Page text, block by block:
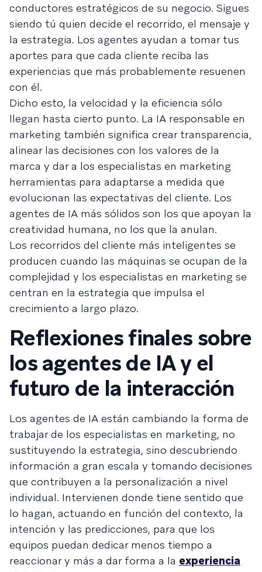
conductores estratégicos de su negocio. Sigues
siendo tú quien decide el recorrido, el mensaje y
la estrategia. Los agentes ayudan a tomar tus
aportes para que cada cliente reciba las
experiencias que más probablemente resuenen
con él.
Dicho esto, la velocidad y la eficiencia sólo
llegan hasta cierto punto. La IA responsable en
marketing también significa crear transparencia,
alinear las decisiones con los valores de la
marca y dar a los especialistas en marketing
herramientas para adaptarse a medida que
evolucionan las expectativas del cliente. Los
agentes de IA más sólidos son los que apoyan la
creatividad humana, no los que la anulan.
Los recorridos del cliente más inteligentes se
producen cuando las máquinas se ocupan de la
complejidad y los especialistas en marketing se
centran en la estrategia que impulsa el
crecimiento a largo plazo.
Reflexiones finales sobre
los agentes de IA y el
futuro de la interacción
Los agentes de IA están cambiando la forma de
trabajar de los especialistas en marketing, no
sustituyendo la estrategia, sino descubriendo
información a gran escala y tomando decisiones
que contribuyen a la personalización a nivel
individual. Intervienen donde tiene sentido que
lo hagan, actuando en función del contexto, la
intención y las predicciones, para que los
equipos puedan dedicar menos tiempo a
reaccionar y más a dar forma a la experiencia